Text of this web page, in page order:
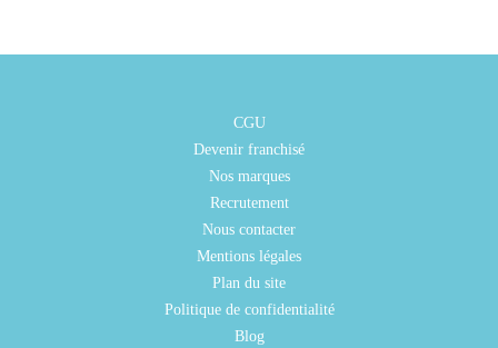
CGU
Devenir franchisé
Nos marques
Recrutement
Nous contacter
Mentions légales
Plan du site
Politique de confidentialité
Blog